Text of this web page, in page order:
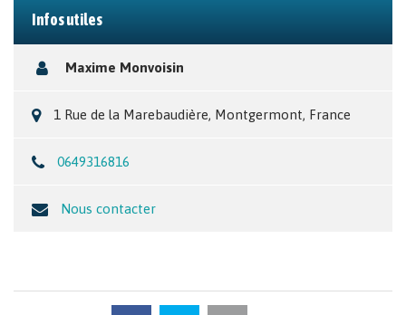
Infos utiles
Maxime Monvoisin
1 Rue de la Marebaudière, Montgermont, France
0649316816
Nous contacter